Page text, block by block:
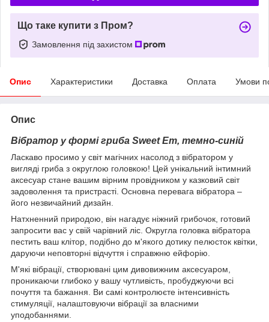
Що таке купити з Пром?
Замовлення під захистом
Опис Характеристики Доставка Оплата Умови
Опис
Вібратор у формі гриба Sweet Em, темно-синій
Ласкаво просимо у світ магічних насолод з вібратором у
вигляді гриба з округлою головкою! Цей унікальний інтимний
аксесуар стане вашим вірним провідником у казковий світ
задоволення та пристрасті. Основна перевага вібратора –
його незвичайний дизайн.
Натхненний природою, він нагадує ніжний грибочок, готовий
запросити вас у свій чарівний ліс. Округла головка вібратора
пестить ваш клітор, подібно до м'якого дотику пелюсток квітки,
даруючи неповторні відчуття і справжню ейфорію.
М'які вібрації, створювані цим дивовижним аксесуаром,
проникаючи глибоко у вашу чутливість, пробуджуючи всі
почуття та бажання. Ви самі контролюєте інтенсивність
стимуляції, налаштовуючи вібрації за власними
уподобаннями.